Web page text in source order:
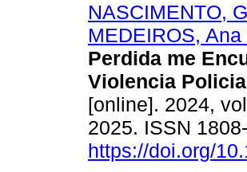
NASCIMENTO,
MEDEIROS,
Perdida me
Violencia
[online]. 2024,
2025. ISSN
https://doi.org/